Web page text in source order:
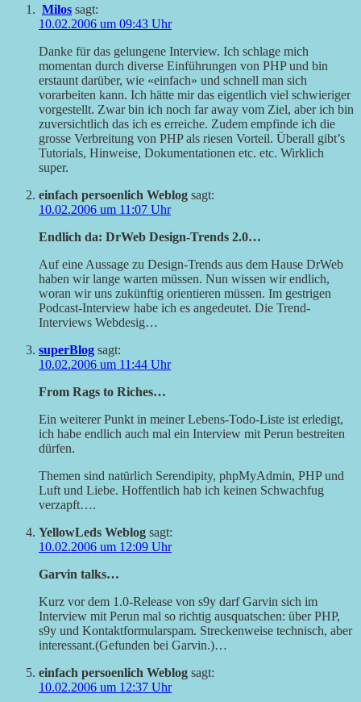
Milos sagt:
10.02.2006 um 09:43 Uhr
Danke für das gelungene Interview. Ich schlage mich
momentan durch diverse Einführungen von PHP und bin
erstaunt darüber, wie «einfach» und schnell man sich
vorarbeiten kann. Ich hätte mir das eigentlich viel schwieriger
vorgestellt. Zwar bin ich noch far away vom Ziel, aber ich bin
zuversichtlich das ich es erreiche. Zudem empfinde ich die
grosse Verbreitung von PHP als riesen Vorteil. Überall gibt’s
Tutorials, Hinweise, Dokumentationen etc. etc. Wirklich
super.
einfach persoenlich Weblog sagt:
10.02.2006 um 11:07 Uhr
Endlich da: DrWeb Design-Trends 2.0…
Auf eine Aussage zu Design-Trends aus dem Hause DrWeb
haben wir lange warten müssen. Nun wissen wir endlich,
woran wir uns zukünftig orientieren müssen. Im gestrigen
Podcast-Interview habe ich es angedeutet. Die Trend-
Interviews Webdesig…
superBlog sagt:
10.02.2006 um 11:44 Uhr
From Rags to Riches…
Ein weiterer Punkt in meiner Lebens-Todo-Liste ist erledigt,
ich habe endlich auch mal ein Interview mit Perun bestreiten
dürfen.
Themen sind natürlich Serendipity, phpMyAdmin, PHP und
Luft und Liebe. Hoffentlich hab ich keinen Schwachfug
verzapft….
YellowLeds Weblog sagt:
10.02.2006 um 12:09 Uhr
Garvin talks…
Kurz vor dem 1.0-Release von s9y darf Garvin sich im
Interview mit Perun mal so richtig ausquatschen: über PHP,
s9y und Kontaktformularspam. Streckenweise technisch, aber
interessant.(Gefunden bei Garvin.)…
einfach persoenlich Weblog sagt:
10.02.2006 um 12:37 Uhr